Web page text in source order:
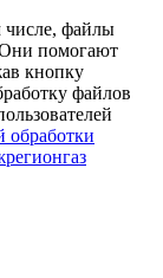
числе, файлы
помогают
кнопку
файлов
обработки